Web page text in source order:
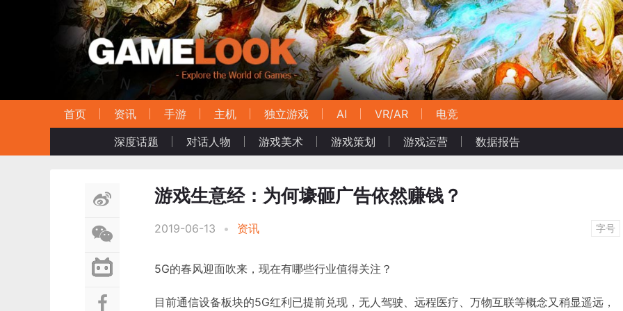
首页 资讯 手游 主机 独立游戏 AI VR/AR
电竞
深度话题
对话人物 游戏美术 游戏策划 游戏运营 数据报告
游戏生意经：为何壕砸广告依然赚钱？
2019-06-13 • 资讯 字号
5G的春风迎面吹来，现在有哪些行业值得关注？
目前通信设备板块的5G红利已提前兑现，无人驾驶、远程医疗、万物互联等概念又稍显遥远，